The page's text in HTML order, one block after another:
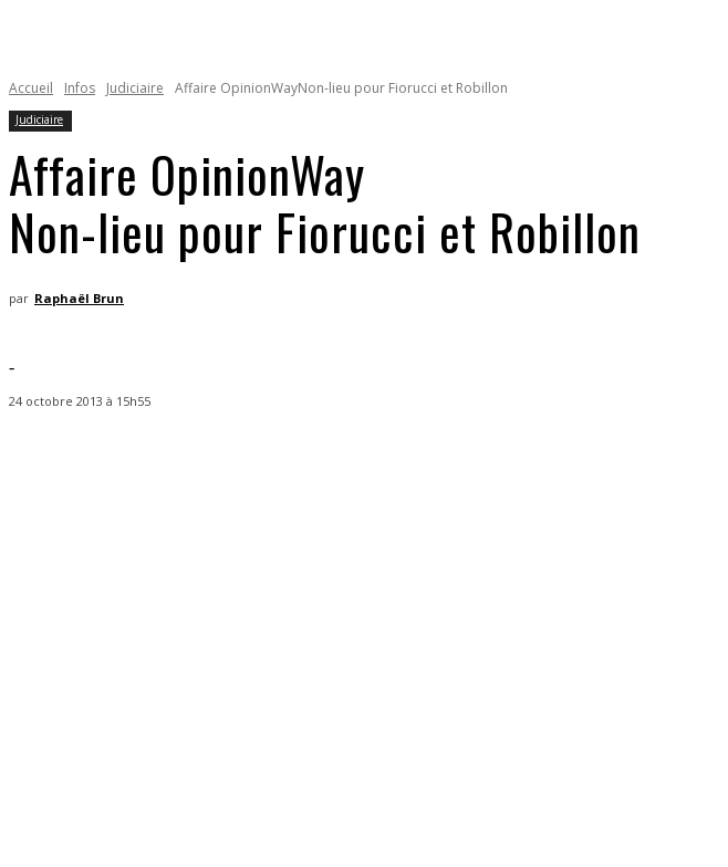
Accueil Infos Judiciaire Affaire OpinionWayNon-lieu pour Fiorucci et Robillon
Judiciaire
Affaire OpinionWay
Non-lieu pour Fiorucci et Robillon
par Raphaël Brun
-
24 octobre 2013 à 15h55